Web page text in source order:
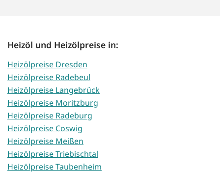
Heizöl und Heizölpreise in:
Heizölpreise Dresden
Heizölpreise Radebeul
Heizölpreise Langebrück
Heizölpreise Moritzburg
Heizölpreise Radeburg
Heizölpreise Coswig
Heizölpreise Meißen
Heizölpreise Triebischtal
Heizölpreise Taubenheim